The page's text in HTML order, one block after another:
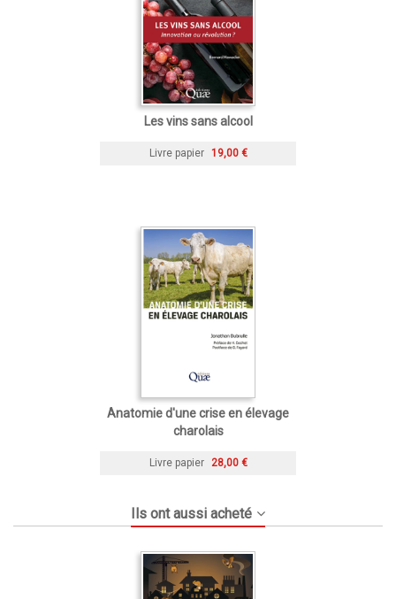
Les vins sans alcool
Livre papier 19,00 €
Anatomie d'une crise en élevage
charolais
Livre papier 28,00 €
Ils ont aussi acheté